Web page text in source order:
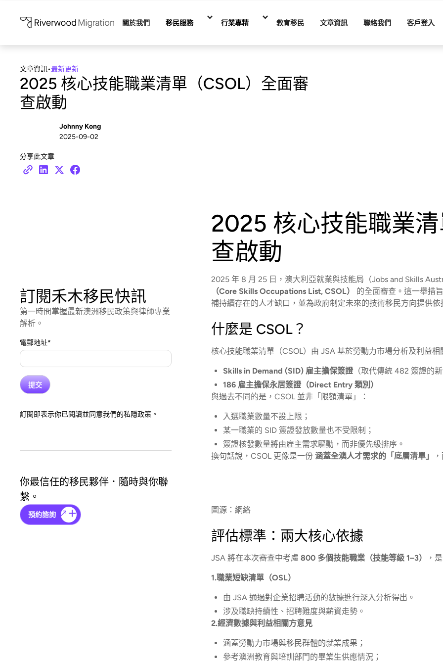
關於我們 移民服務 行業專精 教育移民 文章資訊 聯絡我們 客戶登入
文章資訊•最新更新
2025 核心技能職業清單（CSOL）全面審
查啟動
Johnny Kong
2025-09-02
分享此文章
訂閱禾木移民快訊
第一時間掌握最新澳洲移民政策與律師專業
解析。
電郵地址*
訂閱即表示你已閱讀並同意我們的私隱政策。
你最信任的移民夥伴．隨時與你聯
繫。
預約諮詢
2025 核心技能職業
查啟動
2025 年 8 月 25 日，澳大利亞就業與技能局（Jobs and Skills
（Core Skills Occupations List, CSOL）
的全面審查。這一舉措
補持續存在的人才缺口，並為政府制定未來的技術移民方向提供依
什麼是 CSOL？
核心技能職業清單（CSOL）由 JSA 基於勞動力市場分析及利益
Skills in Demand (SID) 雇主擔保簽證（取代傳統 482 簽證的
186 雇主擔保永居簽證（Direct Entry 類別）
與過去不同的是，CSOL 並非「限額清單」：
入選職業數量不設上限；
某一職業的 SID 簽證發放數量也不受限制；
簽證核發數量將由雇主需求驅動，而非優先級排序。
換句話說，CSOL 更像是一份 涵蓋全澳人才需求的「底層清單」
圖源：網絡
評估標準：兩大核心依據
JSA 將在本次審查中考慮 800 多個技能職業（技能等級 1–3） ，
1.職業短缺清單（OSL）
由 JSA 通過對企業招聘活動的數據進行深入分析得出。
涉及職缺持續性、招聘難度與薪資走勢。
2.經濟數據與利益相關方意見
涵蓋勞動力市場與移民群體的就業成果；
參考澳洲教育與培訓部門的畢業生供應情況；